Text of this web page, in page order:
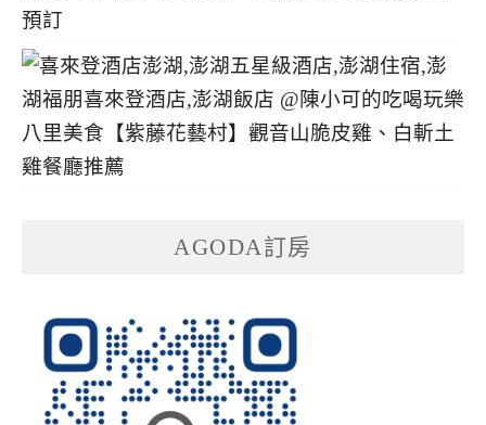
預訂
八里美食【紫藤花藝村】觀音山脆皮雞、白斬土
雞餐廳推薦
AGODA訂房